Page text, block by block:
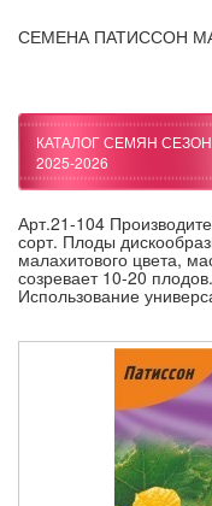
СЕМЕНА ПАТИССОН
КАТАЛОГ СЕМЯН СЕЗОН
2025-2026
Арт.21-104
сорт. Плоды
малахитового цвета,
созревает 10-20
Использование